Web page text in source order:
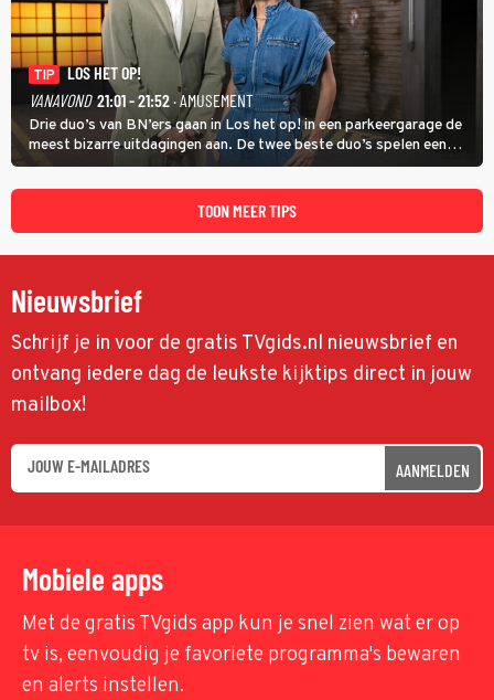
TIP
LOS HET OP!
VANAVOND 21:01 - 21:52· AMUSEMENT
Drie duo’s van BN’ers gaan in Los het op! in een parkeergarage de
meest bizarre uitdagingen aan. De twee beste duo’s spelen een
onderlinge finale. Met in deze aflevering onder anderen cabaretiers
Nabil Aoulad Ayad en Annick Boer.
TOON MEER TIPS
Nieuwsbrief
Schrijf je in voor de gratis TVgids.nl nieuwsbrief en
ontvang iedere dag de leukste kijktips direct in jouw
mailbox!
AANMELDEN
Mobiele apps
Met de gratis TVgids app kun je snel zien wat er op
tv is, eenvoudig je favoriete programma's bewaren
en alerts instellen.